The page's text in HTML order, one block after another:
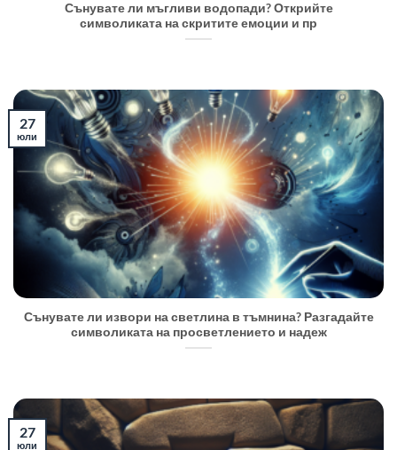
Сънувате ли мъгливи водопади? Открийте
символиката на скритите емоции и пр
Сънувате ли извори на светлина в тъмнина? Разгадайте
символиката на просветлението и надеж
27
юли
27
юли